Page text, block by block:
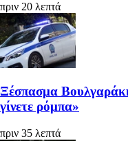
πριν 20 λεπτά
Ξέσπασμα
γίνετε ρόμπα»
πριν 35 λεπτά